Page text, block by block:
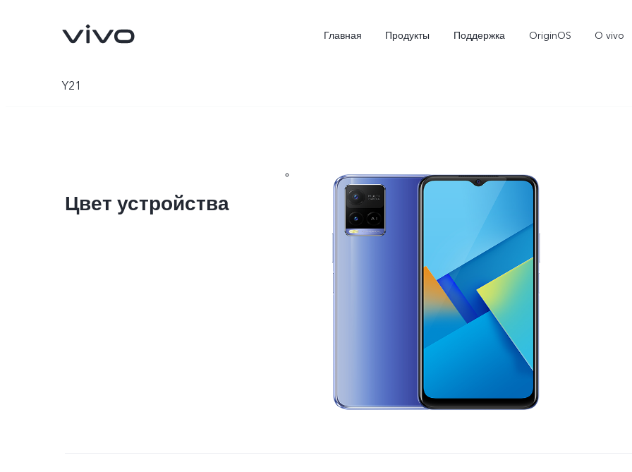
Главная Продукты Поддержка OriginOS O vivo
Y02 Y35
Y21
Цвет устройства